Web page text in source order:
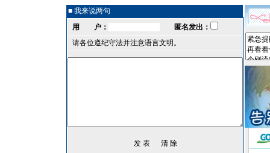
■ 我来说两句
用 户：
匿名发出：
请各位遵纪守法并注意语言文明。